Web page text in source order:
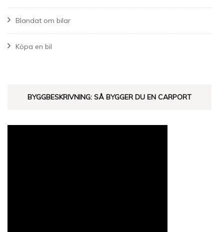
Blandat om bilar
Köpa en bil
BYGGBESKRIVNING: SÅ BYGGER DU EN CARPORT